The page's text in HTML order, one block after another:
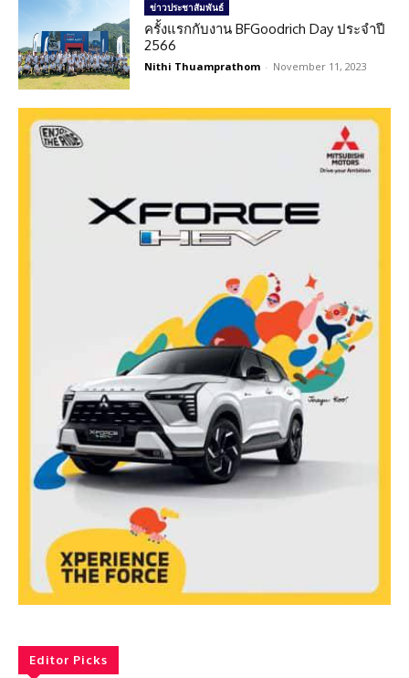
ข่าวประชาสัมพันธ์
ครั้งแรกกับงาน BFGoodrich Day ประจำปี
2566
Nithi Thuamprathom - November 11, 2023
Editor Picks